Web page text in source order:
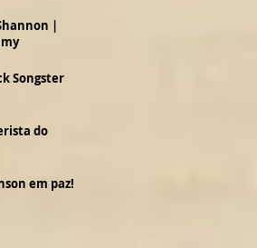
|
Songster
do
em paz!